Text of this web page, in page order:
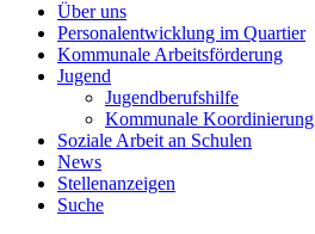
Über uns
Personalentwicklung im Quartier
Kommunale Arbeitsförderung
Jugend
Jugendberufshilfe
Kommunale Koordinierung
Soziale Arbeit an Schulen
News
Stellenanzeigen
Suche